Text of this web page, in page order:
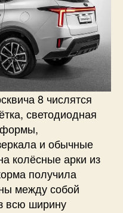
8 числятся
светодиодная
формы,
и обычные
колёсные арки из
получила
между собой
всю ширину